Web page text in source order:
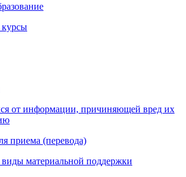
курсы
от информации, причиняющей вред их
приема (перевода)
материальной поддержки